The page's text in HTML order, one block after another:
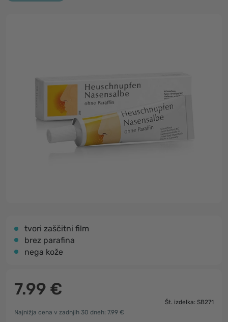
tvori zaščitni film
brez parafina
nega kože
7.99 €
Št. izdelka: SB271
Najnižja cena v zadnjih 30 dneh: 7.99 €